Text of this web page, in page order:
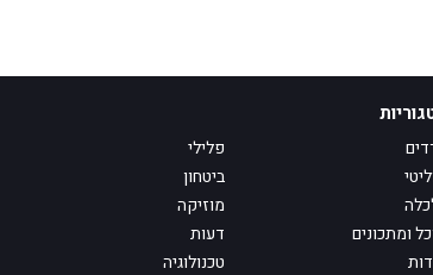
פלילי
ביטחון
מוזיקה
ומתכונים
דעות
טכנולוגיה